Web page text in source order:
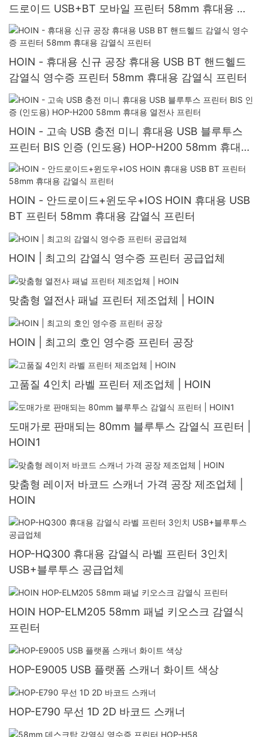
드로이드 USB+BT 모바일 프린터 58mm 휴대용 열
전사 프린터
HOIN - 휴대용 신규 공장 휴대용 USB BT 핸드헬드
감열식 영수증 프린터 58mm 휴대용 감열식 프린터
HOIN - 고속 USB 충전 미니 휴대용 USB 블루투스
프린터 BIS 인증 (인도용) HOP-H200 58mm 휴대용
열전사 프린터
HOIN - 안드로이드+윈도우+IOS HOIN 휴대용 USB
BT 프린터 58mm 휴대용 감열식 프린터
HOIN | 최고의 감열식 영수증 프린터 공급업체
맞춤형 열전사 패널 프린터 제조업체 | HOIN
HOIN | 최고의 호인 영수증 프린터 공장
고품질 4인치 라벨 프린터 제조업체 | HOIN
도매가로 판매되는 80mm 블루투스 감열식 프린터 |
HOIN1
맞춤형 레이저 바코드 스캐너 가격 공장 제조업체 |
HOIN
HOP-HQ300 휴대용 감열식 라벨 프린터 3인치
USB+블루투스 공급업체
HOIN HOP-ELM205 58mm 패널 키오스크 감열식
프린터
HOP-E9005 USB 플랫폼 스캐너 화이트 색상
HOP-E790 무선 1D 2D 바코드 스캐너